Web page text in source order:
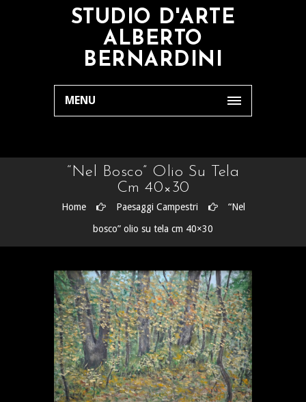
STUDIO D'ARTE
ALBERTO
BERNARDINI
MENU
“Nel Bosco” Olio Su Tela
Cm 40×30
Home Paesaggi Campestri
“Nel
bosco” olio su tela cm 40×30